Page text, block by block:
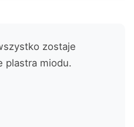
zostaje
plastra miodu.